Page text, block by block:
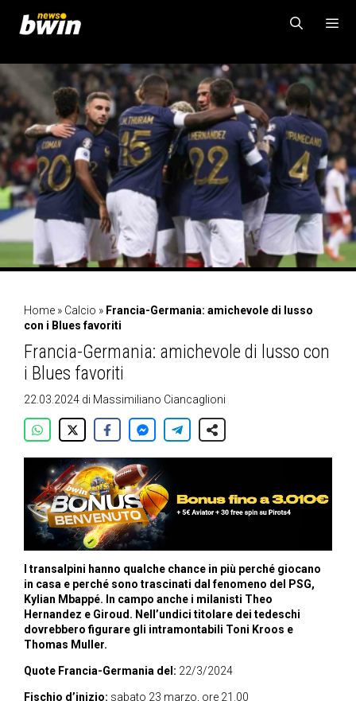
contenuto
MENU
Home » Calcio » Francia-Germania: amichevole di lusso
con i Blues favoriti
Francia-Germania: amichevole di lusso con
i Blues favoriti
22.03.2024 di Massimiliano Ciancaglioni
I transalpini hanno qualche chance in più perché giocano
in casa e perché sono trascinati dal fenomeno del PSG,
Kylian Mbappé. In campo anche i milanisti Theo
Hernandez e Giroud. Nell’undici titolare dei tedeschi
dovrebbero figurare gli intramontabili Toni Kroos e
Thomas Muller.
Quote Francia-Germania del: 22/3/2024
Fischio d’inizio: sabato 23 marzo, ore 21.00